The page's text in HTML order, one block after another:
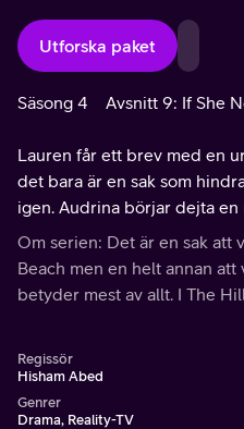
Utforska paket
Säsong 4 Avsnitt 9: If She
Lauren får ett brev med en
det bara är en sak som
igen. Audrina börjar dejta
svartsjuk, men hennes plan
Om serien: Det är en sak att
Beach men en helt annan
betyder mest av allt. I The
Regissör
Hisham Abed
Genrer
Drama, Reality-TV